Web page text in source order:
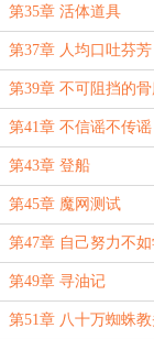
第35章 活体道具
第37章 人均口吐芬芳
第39章 不可阻挡的
第41章 不信谣不传谣
第43章 登船
第45章 魔网测试
第47章 自己努力不
第49章 寻油记
第51章 八十万蜘蛛